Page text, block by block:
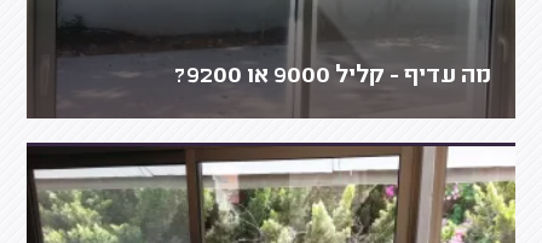
מה עדיף - קליל 9000 או 9200?